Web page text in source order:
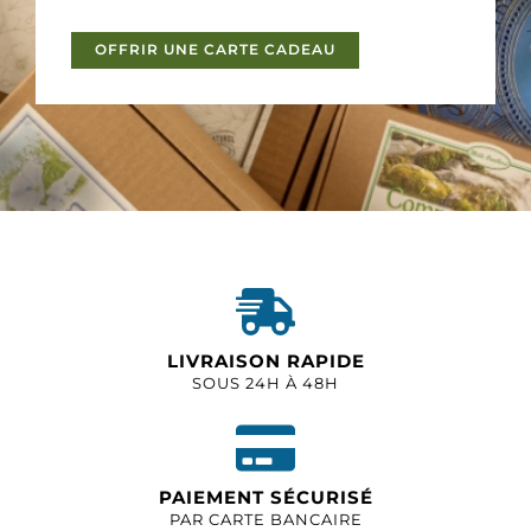
OFFRIR UNE CARTE CADEAU
LIVRAISON RAPIDE
SOUS 24H À 48H
PAIEMENT SÉCURISÉ
PAR CARTE BANCAIRE